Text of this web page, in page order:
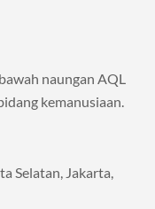
naungan AQL
kemanusiaan.
Selatan, Jakarta,